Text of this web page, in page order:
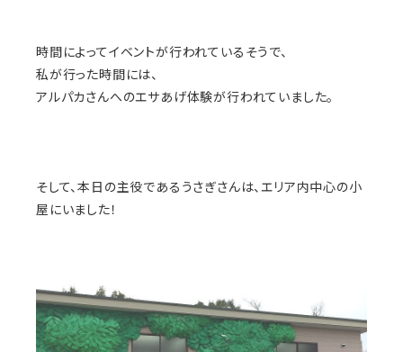
時間によってイベントが行われているそうで、
私が行った時間には、
アルパカさんへのエサあげ体験が行われていました。
そして、本日の主役であるうさぎさんは、エリア内中心の小
屋にいました！